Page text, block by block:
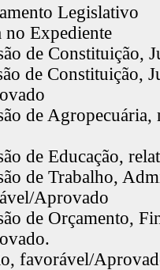
Legislativo
Expediente
de Constituição,
de Constituição,
de Agropecuária,
de Educação,
de Trabalho,
Aprovado
de Orçamento,
favorável/